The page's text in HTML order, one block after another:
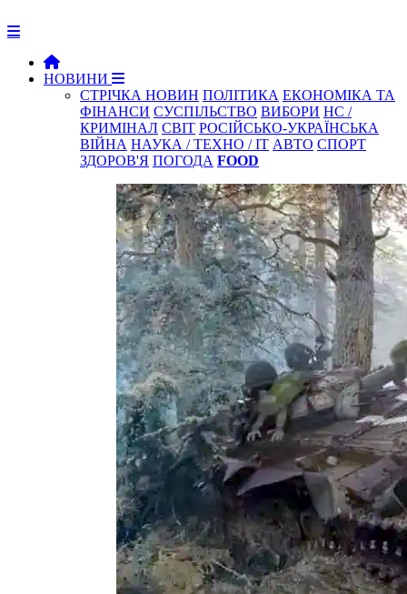
НОВИНИ
СТРІЧКА НОВИН ПОЛІТИКА ЕКОНОМІКА ТА
ФІНАНСИ СУСПІЛЬСТВО ВИБОРИ НС /
КРИМІНАЛ СВІТ РОСІЙСЬКО-УКРАЇНСЬКА
ВІЙНА НАУКА / ТЕХНО / IT АВТО СПОРТ
ЗДОРОВ'Я ПОГОДА FOOD